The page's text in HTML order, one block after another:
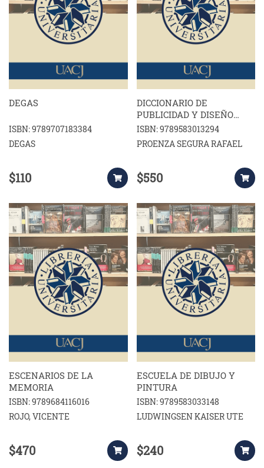
DEGAS
ISBN: 9789707183384
DEGAS
$110
DICCIONARIO DE
PUBLICIDAD Y DISEÑO
GRÁFICO
ISBN: 9789583013294
PROENZA SEGURA RAFAEL
$550
ESCENARIOS DE LA
MEMORIA
ISBN: 9789684116016
ROJO, VICENTE
$470
ESCUELA DE DIBUJO Y
PINTURA
ISBN: 9789583033148
LUDWINGSEN KAISER UTE
$240